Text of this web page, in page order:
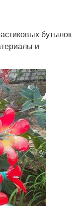
бутылок
и